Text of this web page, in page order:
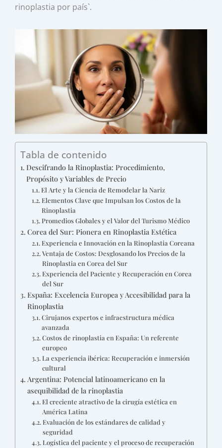
rinoplastia por país`.
Tabla de contenido
Descifrando la Rinoplastia: Procedimiento,
Propósito y Variables de Precio
El Arte y la Ciencia de Remodelar la Nariz
Elementos Clave que Impulsan los Costos de la
Rinoplastia
Promedios Globales y el Valor del Turismo Médico
Corea del Sur: Pionera en Rinoplastia Estética
Experiencia e Innovación en la Rinoplastia Coreana
Ventaja de Costos: Desglosando los Precios de la
Rinoplastia en Corea del Sur
Experiencia del Paciente y Recuperación en Corea
del Sur
España: Excelencia Europea y Accesibilidad para la
Rinoplastia
Cirujanos expertos e infraestructura médica
avanzada
Costos de rinoplastia en España: Un referente
europeo
La experiencia ibérica: Recuperación e inmersión
cultural
Argentina: Potencial latinoamericano en la
asequibilidad de la rinoplastia
El creciente atractivo de la cirugía estética en
América Latina
Evaluación de los estándares de calidad y
seguridad
Logística del paciente y el proceso de recuperación